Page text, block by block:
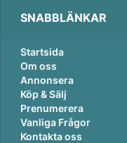
SNABBLÄNKAR
Startsida
Om oss
Annonsera
Köp & Sälj
Prenumerera
Vanliga Frågor
Kontakta oss